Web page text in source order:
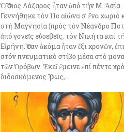
Ὁ Ὅσιος Λάζαρος ἦταν ἀπό τήν Μ. Ἀσία.
Γεννήθηκε τόν 11ο αἰώνα σ’ ἕνα χωριό
στή Μαγνησία (πρός τόν Νέανδρο
ἀπό γονεῖς εὐσεβεῖς, τόν Νικήτα καί
Εἰρήνη. Ὅταν ἀκόμα ἦταν ἕξι χρονῶν,
στόν πνευματικό στίβο μέσα στό
τῶν Ὀρόβων. Ἐκεῖ ἔμεινε ἐπί πέντε
διδασκόμενος. Ὅμως,...